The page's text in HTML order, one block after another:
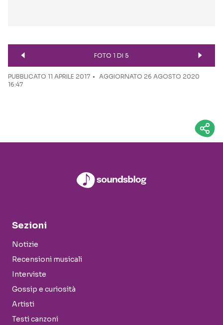
FOTO 1 DI 5
PUBBLICATO 11 APRILE 2017
AGGIORNATO 26 AGOSTO 2020
16:47
Sezioni
Notizie
Recensioni musicali
Interviste
Gossip e curiosità
Artisti
Testi canzoni